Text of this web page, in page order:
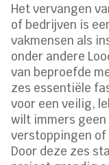
Het vervangen
of bedrijven is
vakmensen als
onder andere
van beproefde
zes essentiële
voor een veilig,
wilt immers
verstoppingen of
Door deze zes